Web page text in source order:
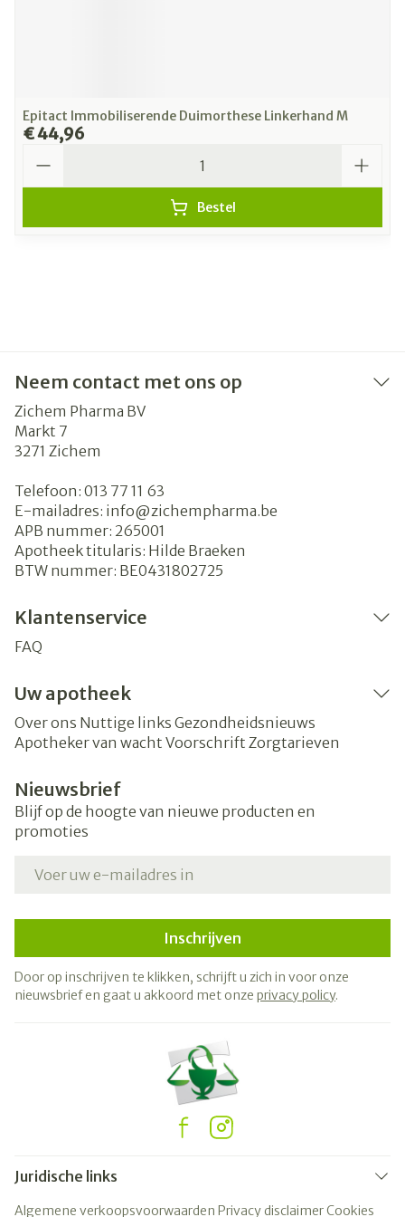
Epitact Immobiliserende Duimorthese Linkerhand M
€ 44,96
Bestel
Neem contact met ons op
Zichem Pharma BV
Markt 7
3271 Zichem
Telefoon: 013 77 11 63
E-mailadres: info@zichempharma.be
APB nummer: 265001
Apotheek titularis: Hilde Braeken
BTW nummer: BE0431802725
Klantenservice
FAQ
Uw apotheek
Over ons Nuttige links Gezondheidsnieuws
Apotheker van wacht Voorschrift Zorgtarieven
Nieuwsbrief
Blijf op de hoogte van nieuwe producten en
promoties
Inschrijven
Door op inschrijven te klikken, schrijft u zich in voor onze
nieuwsbrief en gaat u akkoord met onze privacy policy.
Juridische links
Algemene verkoopsvoorwaarden Privacy disclaimerCookies